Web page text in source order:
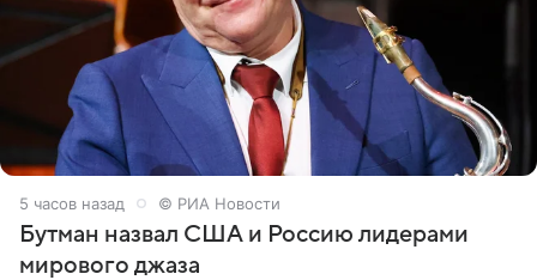
5 часов назад © РИА Новости
Бутман назвал США и Россию лидерами
мирового джаза